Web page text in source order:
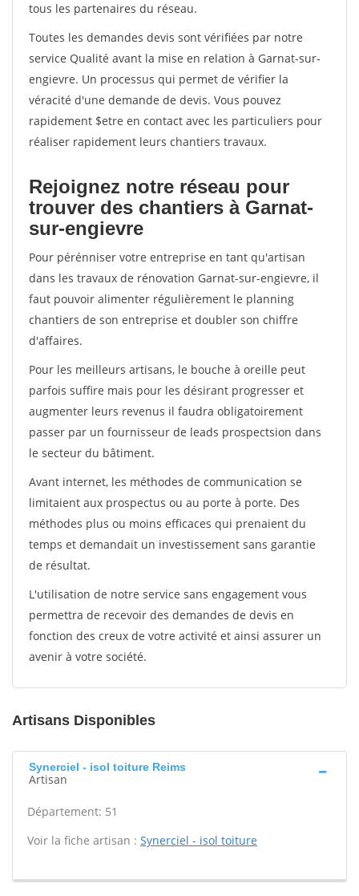
tous les partenaires du réseau.
Toutes les demandes devis sont vérifiées par notre
service Qualité avant la mise en relation à Garnat-sur-
engievre. Un processus qui permet de vérifier la
véracité d'une demande de devis. Vous pouvez
rapidement $etre en contact avec les particuliers pour
réaliser rapidement leurs chantiers travaux.
Rejoignez notre réseau pour
trouver des chantiers à Garnat-
sur-engievre
Pour pérénniser votre entreprise en tant qu'artisan
dans les travaux de rénovation Garnat-sur-engievre, il
faut pouvoir alimenter régulièrement le planning
chantiers de son entreprise et doubler son chiffre
d'affaires.
Pour les meilleurs artisans, le bouche à oreille peut
parfois suffire mais pour les désirant progresser et
augmenter leurs revenus il faudra obligatoirement
passer par un fournisseur de leads prospectsion dans
le secteur du bâtiment.
Avant internet, les méthodes de communication se
limitaient aux prospectus ou au porte à porte. Des
méthodes plus ou moins efficaces qui prenaient du
temps et demandait un investissement sans garantie
de résultat.
L'utilisation de notre service sans engagement vous
permettra de recevoir des demandes de devis en
fonction des creux de votre activité et ainsi assurer un
avenir à votre société.
Artisans Disponibles
Synerciel - isol toiture Reims
Artisan
Département: 51
Voir la fiche artisan : Synerciel - isol toiture